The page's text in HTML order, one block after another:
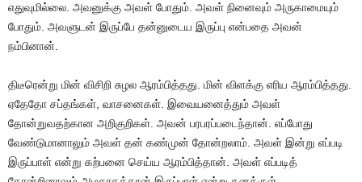
எதுவுமில்லை. அவனுக்கு அவள் போதும். அவள் நினைவும் அருகாமையும்
போதும். அவளுடன் இருப்பே தன்னுடைய இருப்பு என்பதை அவன்
நம்பினான்.
திடீரென்று மின் விசிறி சுழல ஆரம்பித்தது. மின் விளக்கு எரிய ஆரம்பித்தது.
ஏதேதோ சப்தங்கள், வாசனைகள். இவையனைத்தும் அவள்
தோன்றுவதற்கான அறிகுறிகள். அவன் பரபரப்படைந்தான். எப்போது
வேண்டுமானாலும் அவள் தன் கண்முன் தோன்றலாம். அவள் இன்று எப்படி
இருப்பாள் என்று கற்பனை செய்ய ஆரம்பித்தான். அவள் எப்படித்